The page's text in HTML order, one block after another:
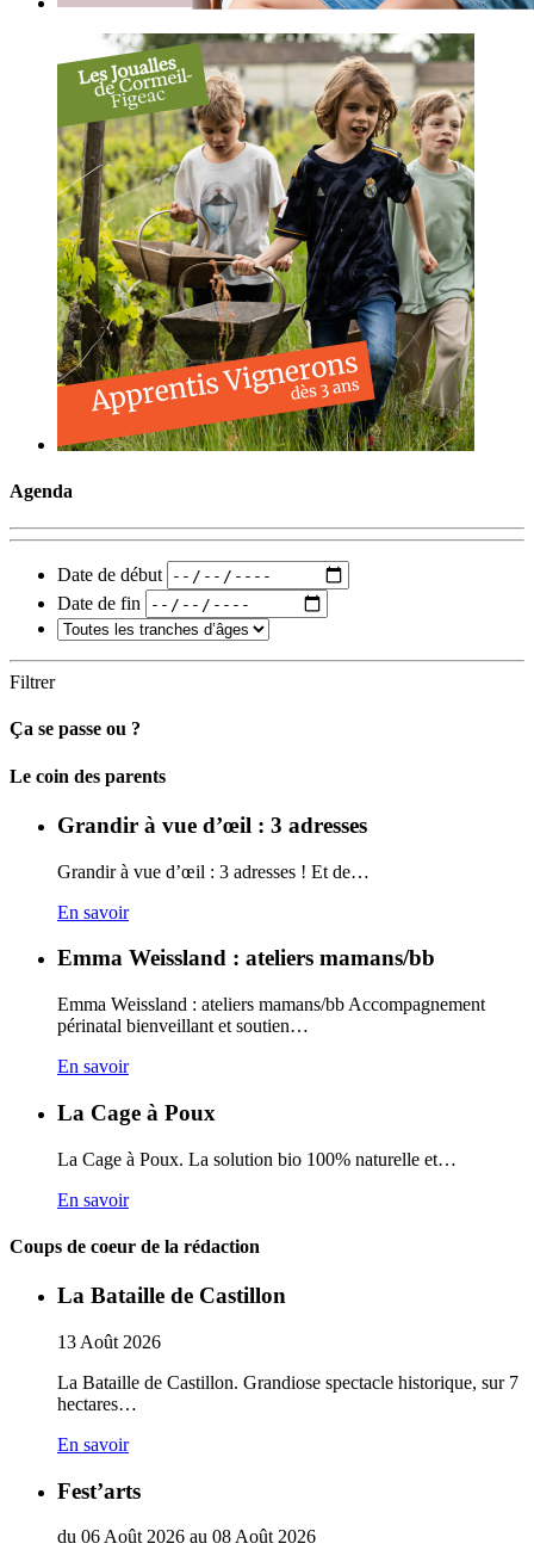
Agenda
Date de début
Date de fin
Filtrer
Ça se passe ou ?
Carto
Le coin des parents
Grandir à vue d’œil : 3 adresses
Grandir à vue d’œil : 3 adresses ! Et de…
En savoir
Emma Weissland : ateliers mamans/bb
Emma Weissland : ateliers mamans/bb Accompagnement
périnatal bienveillant et soutien…
En savoir
La Cage à Poux
La Cage à Poux. La solution bio 100% naturelle et…
En savoir
Coups de coeur de la rédaction
La Bataille de Castillon
13 Août 2026
La Bataille de Castillon. Grandiose spectacle historique, sur 7
hectares…
En savoir
Fest’arts
du 06 Août 2026 au 08 Août 2026